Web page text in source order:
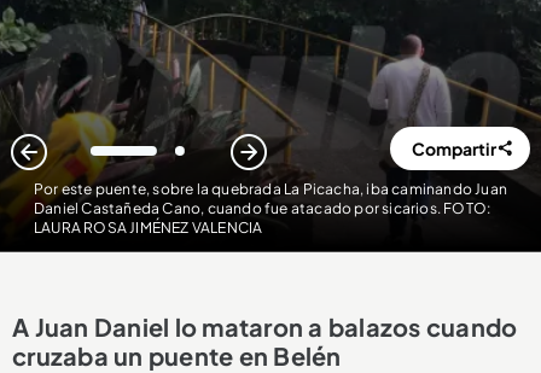
Por este puente, sobre la quebrada La Picacha, iba caminando Juan
Daniel Castañeda Cano, cuando fue atacado por sicarios. FOTO:
LAURA ROSA JIMÉNEZ VALENCIA
1 2 Compartir
A Juan Daniel lo mataron a balazos cuando
cruzaba un puente en Belén